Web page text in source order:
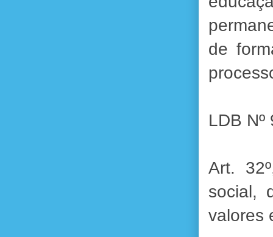
de
LDB Nº
Art.
social,
valores